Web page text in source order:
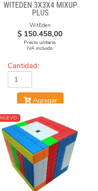
WITEDEN 3X3X4 MIXUP
PLUS
WitEden
$ 150.458,00
Precio unitario.
IVA incluido.
Cantidad:
Agregar
NUEVO